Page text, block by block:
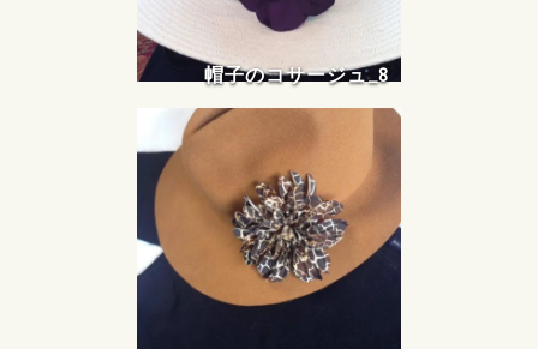
帽子のコサージュ_8